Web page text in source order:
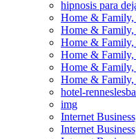
hipnosis para
Home & Family,
Home & Family,
Home &
Home &
Home & Family,
Home & Family,
hotel-
img
Internet
Internet